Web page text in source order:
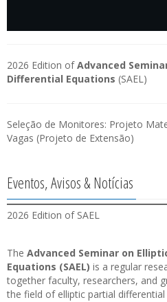
2026 Edition ofAdvanced
Differential Equations (SAEL)
Seleção de Monitores: Projeto
Vagas (Projeto de Extensão)
Eventos, Avisos & Notícias
2026 Edition of SAEL
The Advanced Seminar on
Equations (SAEL) is a regular
together faculty, researchers, and
the field of elliptic partial differential